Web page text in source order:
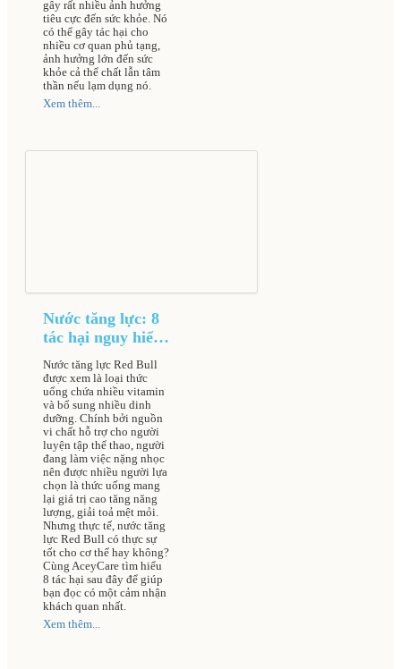
gây rất nhiều ảnh hưởng
tiêu cực đến sức khỏe. Nó
có thể gây tác hại cho
nhiều cơ quan phủ tạng,
ảnh hưởng lớn đến sức
khỏe cả thể chất lẫn tâm
thần nếu lạm dụng nó.
Xem thêm...
Nước tăng lực: 8
tác hại nguy hiểm
gây nguy cơ đột
quỵ dẫn đến tử
vong cao
Nước tăng lực Red Bull
được xem là loại thức
uống chứa nhiều vitamin
và bổ sung nhiều dinh
dưỡng. Chính bởi nguồn
vi chất hỗ trợ cho người
luyện tập thể thao, người
đang làm việc nặng nhọc
nên được nhiều người lựa
chọn là thức uống mang
lại giá trị cao tăng năng
lượng, giải toả mệt mỏi.
Nhưng thực tế, nước tăng
lực Red Bull có thực sự
tốt cho cơ thể hay không?
Cùng AceyCare tìm hiểu
8 tác hại sau đây để giúp
bạn đọc có một cảm nhận
khách quan nhất.
Xem thêm...